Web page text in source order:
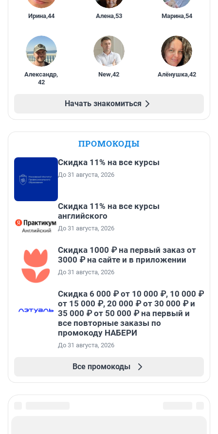
Ирина,44 Алена,53 Марина,54
Александр,
42
New,42 Алёнушка,42
Начать знакомиться
ПРОМОКОДЫ
Скидка 11% на все курсы
До 31 августа, 2026
Скидка 11% на все курсы
английского
До 31 августа, 2026
Скидка 1000 ₽ на первый заказ от
3000 ₽ на сайте и в приложении
До 31 августа, 2026
Скидка 6 000 ₽ от 10 000 ₽, 10 000 ₽
от 15 000 ₽, 20 000 ₽ от 30 000 ₽ и
35 000 ₽ от 50 000 ₽ на первый и
все повторные заказы по
промокоду НАБЕРИ
До 31 августа, 2026
Все промокоды